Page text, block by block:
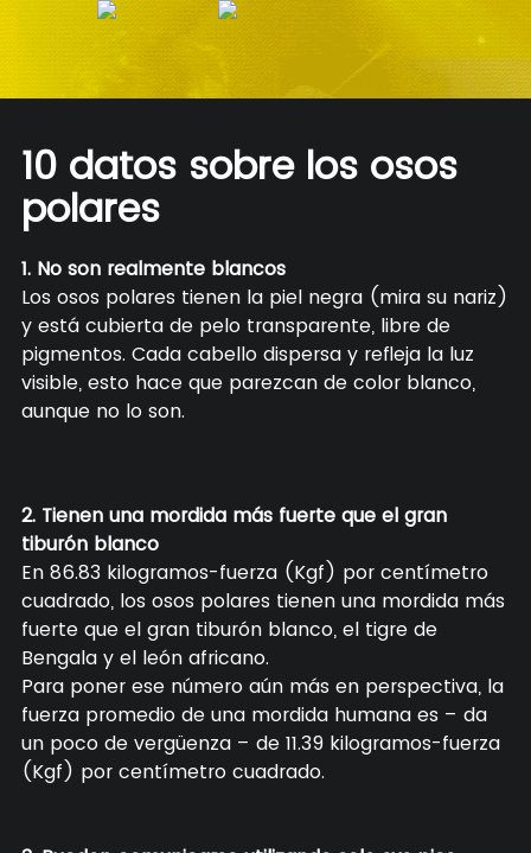
10 datos sobre los osos
polares
1. No son realmente blancos
Los osos polares tienen la piel negra (mira su nariz)
y está cubierta de pelo transparente, libre de
pigmentos. Cada cabello dispersa y refleja la luz
visible, esto hace que parezcan de color blanco,
aunque no lo son.
2. Tienen una mordida más fuerte que el gran
tiburón blanco
En 86.83 kilogramos-fuerza (Kgf) por centímetro
cuadrado, los osos polares tienen una mordida más
fuerte que el gran tiburón blanco, el tigre de
Bengala y el león africano.
Para poner ese número aún más en perspectiva, la
fuerza promedio de una mordida humana es – da
un poco de vergüenza – de 11.39 kilogramos-fuerza
(Kgf) por centímetro cuadrado.